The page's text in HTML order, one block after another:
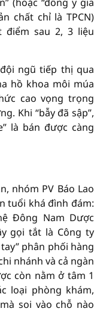
chất chỉ là TPCN)
điểm sau 2, 3 liệu
ngũ tiếp thị qua
hồ khoa môi múa
cao vọng trọng
Khi “bẫy đã sập”,
là bán được càng
nhóm PV Báo Lao
tuổi khá đình đám:
Đông Nam Dược
gọi tắt là Công ty
phân phối hàng
nhánh và cả ngàn
còn nằm ở tâm 1
loại phòng khám,
soi vào chỗ nào